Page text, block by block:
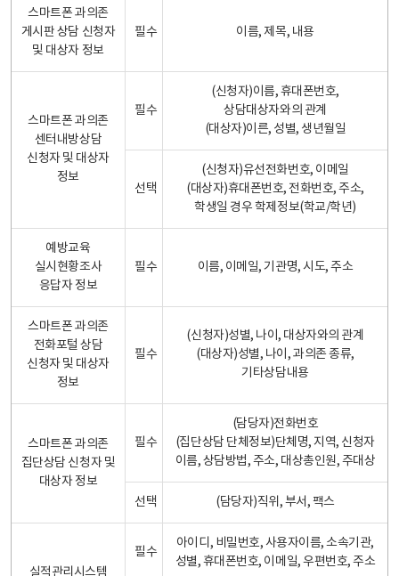
스마트폰 과의존
게시판 상담 신청자
및 대상자 정보
필수 이름, 제목, 내용
스마트폰 과의존
센터내방상담
신청자 및 대상자
정보
필수
(신청자)이름, 휴대폰번호,
상담대상자와의 관계
(대상자)이른, 성별, 생년월일
선택
(신청자)유선전화번호, 이메일
(대상자)휴대폰번호, 전화번호, 주소,
학생일 경우 학제정보(학교/학년)
예방교육
실시현황조사
응답자 정보
필수 이름, 이메일, 기관명, 시도, 주소
스마트폰 과의존
전화포털 상담
신청자 및 대상자
정보
필수
(신청자)성별, 나이, 대상자와의 관계
(대상자)성별, 나이, 과의존 종류,
기타상담내용
스마트폰 과의존
집단상담 신청자 및
대상자 정보
필수
(담당자)전화번호
(집단상담 단체정보)단체명, 지역, 신청자
이름, 상담방법, 주소, 대상총인원, 주대상
선택 (담당자)직위, 부서, 팩스
실적관리시스템
필수
아이디, 비밀번호, 사용자이름, 소속기관,
성별, 휴대폰번호, 이메일, 우편번호, 주소